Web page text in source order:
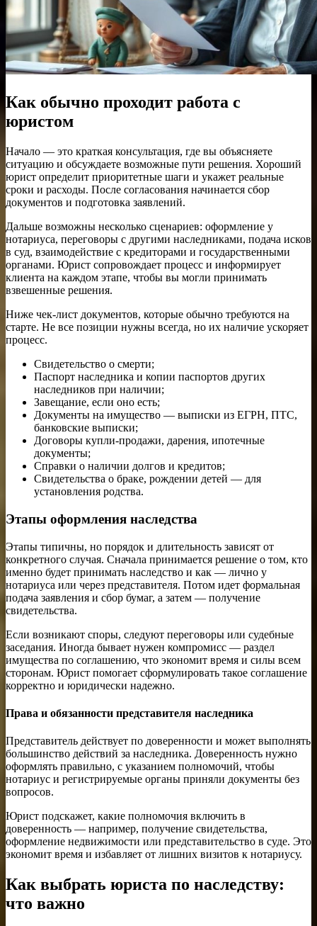
Как обычно проходит работа с
юристом
Начало — это краткая консультация, где вы объясняете
ситуацию и обсуждаете возможные пути решения. Хороший
юрист определит приоритетные шаги и укажет реальные
сроки и расходы. После согласования начинается сбор
документов и подготовка заявлений.
Дальше возможны несколько сценариев: оформление у
нотариуса, переговоры с другими наследниками, подача исков
в суд, взаимодействие с кредиторами и государственными
органами. Юрист сопровождает процесс и информирует
клиента на каждом этапе, чтобы вы могли принимать
взвешенные решения.
Ниже чек-лист документов, которые обычно требуются на
старте. Не все позиции нужны всегда, но их наличие ускоряет
процесс.
Свидетельство о смерти;
Паспорт наследника и копии паспортов других
наследников при наличии;
Завещание, если оно есть;
Документы на имущество — выписки из ЕГРН, ПТС,
банковские выписки;
Договоры купли-продажи, дарения, ипотечные
документы;
Справки о наличии долгов и кредитов;
Свидетельства о браке, рождении детей — для
установления родства.
Этапы оформления наследства
Этапы типичны, но порядок и длительность зависят от
конкретного случая. Сначала принимается решение о том, кто
именно будет принимать наследство и как — лично у
нотариуса или через представителя. Потом идет формальная
подача заявления и сбор бумаг, а затем — получение
свидетельства.
Если возникают споры, следуют переговоры или судебные
заседания. Иногда бывает нужен компромисс — раздел
имущества по соглашению, что экономит время и силы всем
сторонам. Юрист помогает сформулировать такое соглашение
корректно и юридически надежно.
Права и обязанности представителя наследника
Представитель действует по доверенности и может выполнять
большинство действий за наследника. Доверенность нужно
оформлять правильно, с указанием полномочий, чтобы
нотариус и регистрируемые органы приняли документы без
вопросов.
Юрист подскажет, какие полномочия включить в
доверенность — например, получение свидетельства,
оформление недвижимости или представительство в суде. Это
экономит время и избавляет от лишних визитов к нотариусу.
Как выбрать юриста по наследству:
что важно